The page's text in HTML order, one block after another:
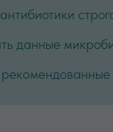
данные